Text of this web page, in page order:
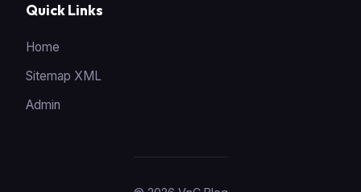
Quick Links
Home
Sitemap XML
Admin